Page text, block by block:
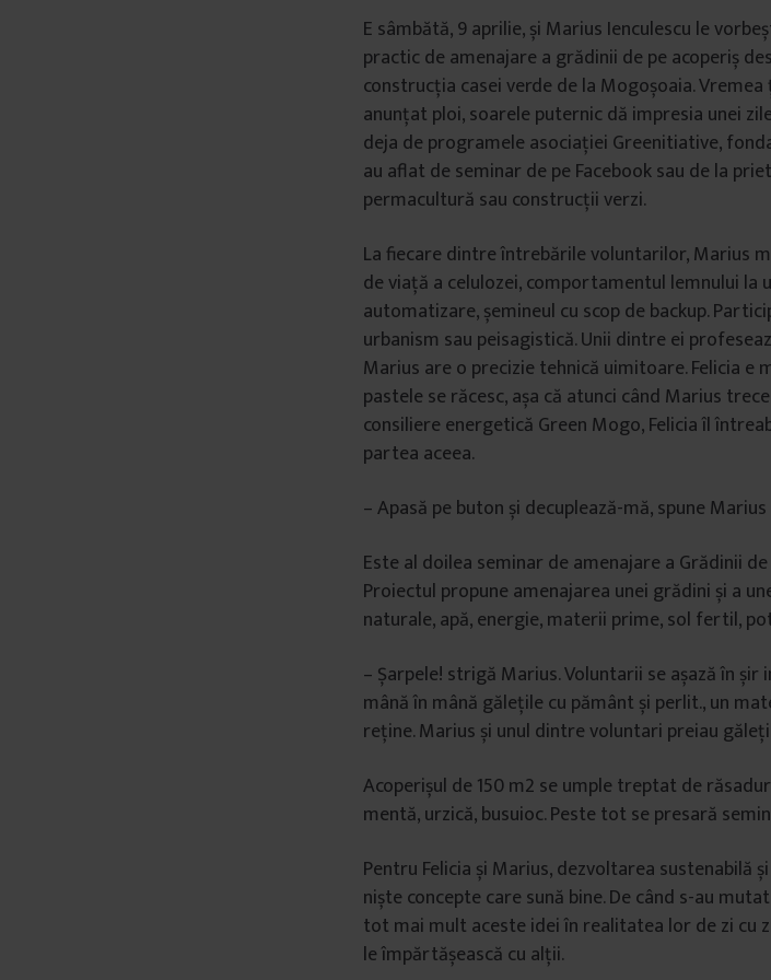
E sâmbătă, 9 aprilie, și Marius Ienculescu le
practic de amenajare a grădinii de pe acoperiș
construcția casei verde de la Mogoșoaia.
anunțat ploi, soarele puternic dă impresia unei
deja de programele asociației Greenitiative,
au aflat de seminar de pe Facebook sau de la
permacultură sau construcții verzi.
La fiecare dintre întrebările voluntarilor, Marius
de viață a celulozei, comportamentul lemnului la
automatizare, șemineul cu scop de backup.
urbanism sau peisagistică. Unii dintre ei
Marius are o precizie tehnică uimitoare. Felicia e
pastele se răcesc, așa că atunci când Marius
consiliere energetică Green Mogo, Felicia îl
partea aceea.
– Apasă pe buton și decuplează-mă, spune
Este al doilea seminar de amenajare a Grădinii
Proiectul propune amenajarea unei grădini și a
naturale, apă, energie, materii prime, sol fertil,
– Șarpele! strigă Marius. Voluntarii se așază în
mână în mână gălețile cu pământ și perlit., un
reține. Marius și unul dintre voluntari preiau
Acoperișul de 150 m2 se umple treptat de
mentă, urzică, busuioc. Peste tot se presară
Pentru Felicia și Marius, dezvoltarea sustenabilă
niște concepte care sună bine. De când s-au
tot mai mult aceste idei în realitatea lor de zi cu
le împărtășească cu alții.